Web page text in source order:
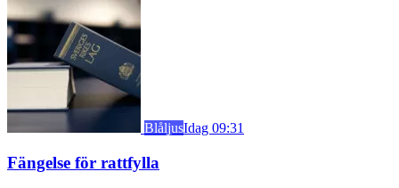
BlåljusIdag 09:31
Fängelse för rattfylla